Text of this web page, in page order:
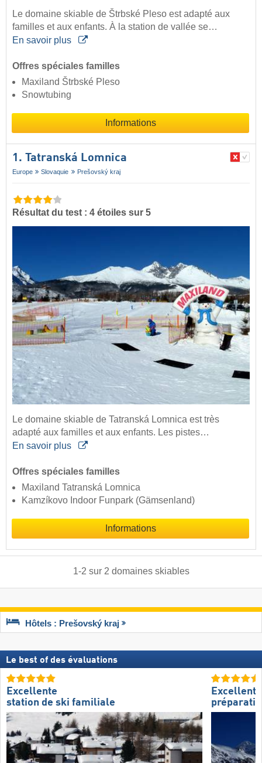
Le domaine skiable de Štrbské Pleso est adapté aux
familles et aux enfants. À la station de vallée se…
En savoir plus
Offres spéciales familles
Maxiland Štrbské Pleso
Snowtubing
Informations
1. Tatranská Lomnica
Europe Slovaquie Prešovský kraj
Résultat du test : 4 étoiles sur 5
Le domaine skiable de Tatranská Lomnica est très
adapté aux familles et aux enfants. Les pistes…
En savoir plus
Offres spéciales familles
Maxiland Tatranská Lomnica
Kamzíkovo Indoor Funpark (Gämsenland)
Informations
1-2 sur 2 domaines skiables
Hôtels : Prešovský kraj
Le best of des évaluations
Excellente
station de ski familiale
Excellente